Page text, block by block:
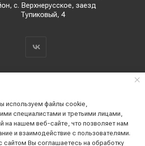
с. Верхнерусское, заезд
Тупиковый, 4
КПК "Ставропольстройопторг"
Все права защищены
используем файлы cookie,
специалистами и третьими лицами,
на нашем веб-сайте, что позволяет нам
и взаимодействие с пользователями.
сайтом Вы соглашаетесь на обработку